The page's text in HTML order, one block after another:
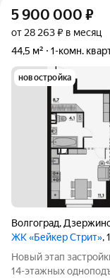
5 900 000 ₽
от 28 263 ₽ в месяц
44,5 м²
1-комн.
новостройка
Волгоград,
ЖК «Бейкер Стрит»,
Новый этап
14-этажных